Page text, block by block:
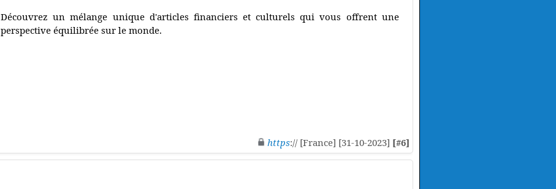
Découvrez un mélange unique d'articles financiers et culturels qui vous offrent une
perspective équilibrée sur le monde.
https:// [France] [31-10-2023] [#6]